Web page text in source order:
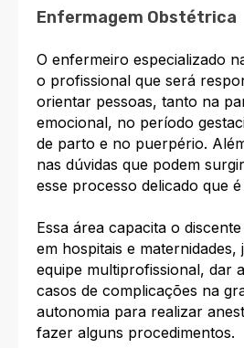
Enfermagem Obstétrica
O enfermeiro especializado
o profissional que será
orientar pessoas, tanto na
emocional, no período
de parto e no puerpério.
nas dúvidas que podem
esse processo delicado que
Essa área capacita o
em hospitais e
equipe multiprofissional, dar
casos de complicações na
autonomia para realizar
fazer alguns procedimentos.